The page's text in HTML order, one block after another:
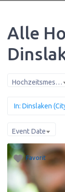
Alle
Hochzeitsmessen
Event Date
Favorit